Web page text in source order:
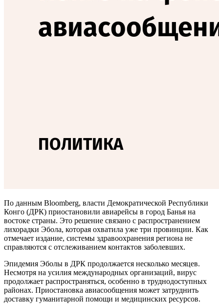
По данным Bloomberg, власти Демократической Республики
Конго (ДРК) приостановили авиарейсы в город Банья на
востоке страны. Это решение связано с распространением
лихорадки Эбола, которая охватила уже три провинции. Как
отмечает издание, системы здравоохранения региона не
справляются с отслеживанием контактов заболевших.
Эпидемия Эболы в ДРК продолжается несколько месяцев.
Несмотря на усилия международных организаций, вирус
продолжает распространяться, особенно в труднодоступных
районах. Приостановка авиасообщения может затруднить
доставку гуманитарной помощи и медицинских ресурсов.